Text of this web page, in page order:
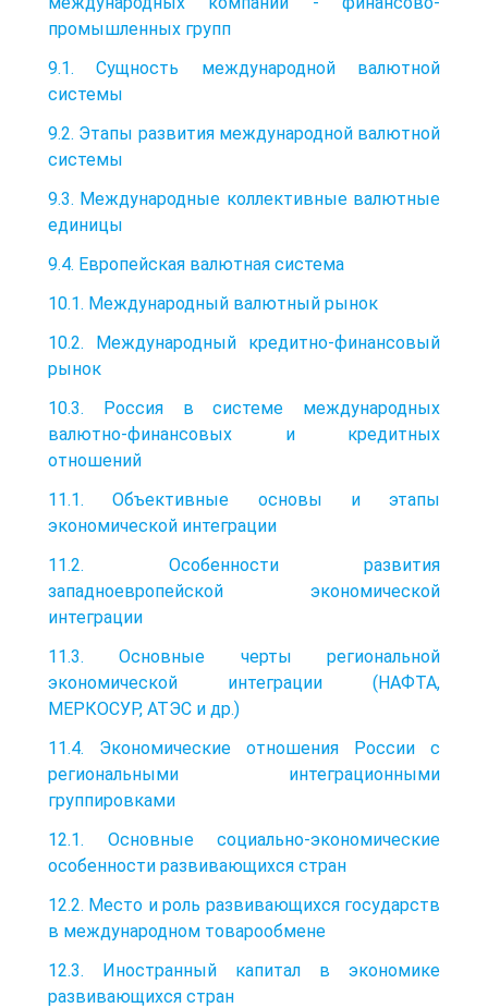
промышленных групп
9.1. Сущность международной валютной
системы
9.2. Этапы развития международной валютной
системы
9.3. Международные коллективные валютные
единицы
9.4. Европейская валютная система
10.1. Международный валютный рынок
10.2. Международный кредитно-финансовый
рынок
10.3. Россия в системе международных
валютно-финансовых и кредитных
отношений
11.1. Объективные основы и этапы
экономической интеграции
11.2. Особенности развития
западноевропейской экономической
интеграции
11.3. Основные черты региональной
экономической интеграции (НАФТА,
МЕРКОСУР, АТЭС и др.)
11.4. Экономические отношения России с
региональными интеграционными
группировками
12.1. Основные социально-экономические
особенности развивающихся стран
12.2. Место и роль развивающихся государств
в международном товарообмене
12.3. Иностранный капитал в экономике
развивающихся стран